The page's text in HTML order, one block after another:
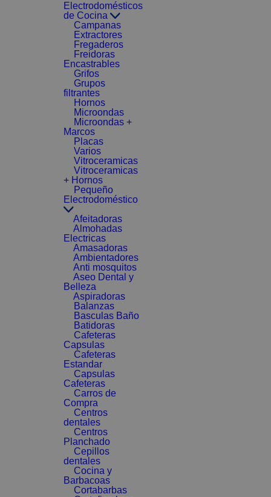
Electrodomésticos
de Cocina
Campanas
Extractores
Fregaderos
Freidoras
Encastrables
Grifos
Grupos
filtrantes
Hornos
Microondas
Microondas +
Marcos
Placas
Varios
Vitroceramicas
Vitroceramicas
+ Hornos
Pequeño
Electrodoméstico
Afeitadoras
Almohadas
Electricas
Amasadoras
Ambientadores
Anti mosquitos
Aseo Dental y
Belleza
Aspiradoras
Balanzas
Basculas Baño
Batidoras
Cafeteras
Capsulas
Cafeteras
Estandar
Capsulas
Cafeteras
Carros de
Compra
Centros
dentales
Centros
Planchado
Cepillos
dentales
Cocina y
Barbacoas
Cortabarbas